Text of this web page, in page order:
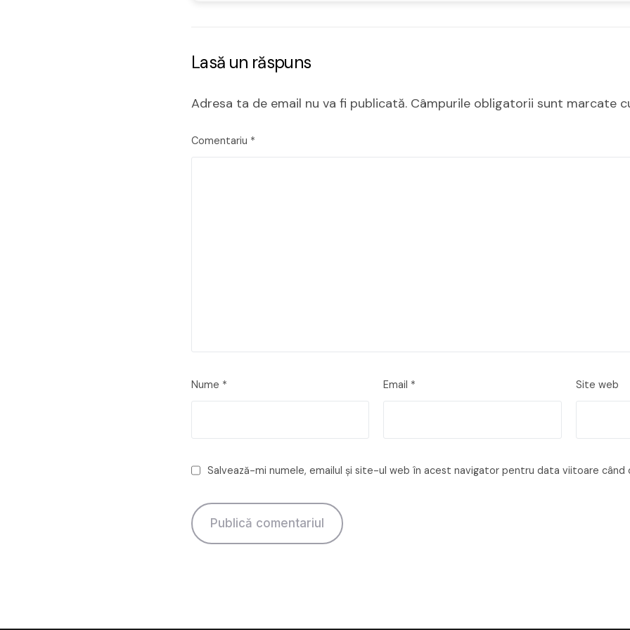
Lasă un răspuns
Adresa ta de email nu va fi publicată. Câmpurile obligatorii sunt marcate
Comentariu *
Nume * Email * Site web
Salvează-mi numele, emailul și site-ul web în acest navigator pentru data viitoare când